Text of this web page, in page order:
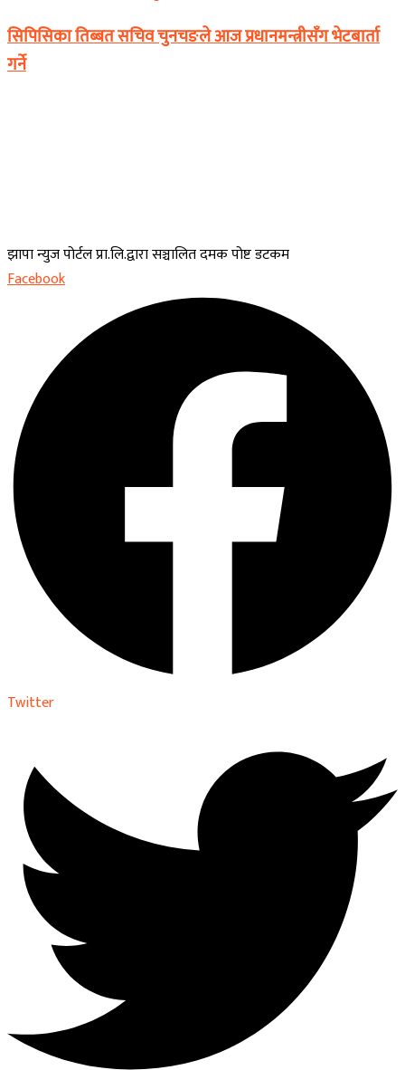
सिपिसिका तिब्बत सचिव चुनचङले आज प्रधानमन्त्रीसँग भेटबार्ता
गर्ने
झापा न्युज पोर्टल प्रा.लि.द्वारा सञ्चालित दमक पोष्ट डटकम
Facebook
Twitter